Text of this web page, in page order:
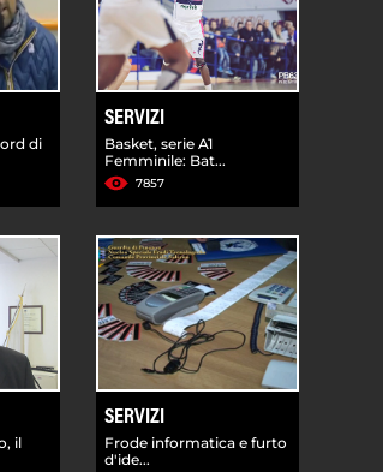
di
SERVIZI
Basket, serie A1
Femminile: Bat...
7857
il
SERVIZI
Frode informatica e furto
d'ide...